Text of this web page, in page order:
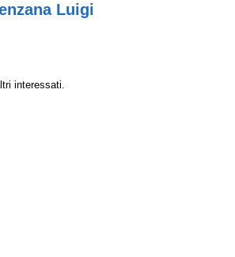
Luigi
interessati.